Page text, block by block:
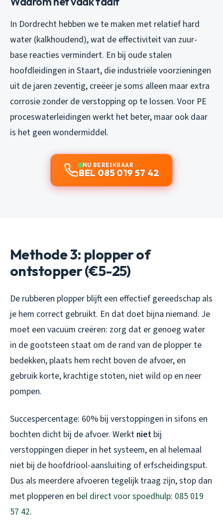
In Dordrecht hebben we te maken met relatief hard
water (kalkhoudend), wat de effectiviteit van zuur-
base reacties vermindert. En bij oude stalen
hoofdleidingen in Staart, die industriële voorzieningen
uit de jaren zeventig, creëer je soms alleen maar extra
corrosie zonder de verstopping op te lossen. Voor PE
proceswaterleidingen werkt het beter, maar ook daar
is het geen wondermiddel.
NU BEREIKBAAR
BEL 085 019 57 42
Methode 3: plopper of
ontstopper (€5-25)
De rubberen plopper blijft een effectief gereedschap als
je hem correct gebruikt. En dat doet bijna niemand. Je
moet een vacuüm creëren: zorg dat er genoeg water
in de gootsteen staat om de rand van de plopper te
bedekken, plaats hem recht boven de afvoer, en
gebruik korte, krachtige stoten, niet wild op en neer
pompen.
Succespercentage: 60% bij verstoppingen in sifons en
bochten dicht bij de afvoer. Werkt niet bij
verstoppingen dieper in het systeem, en al helemaal
niet bij de hoofdriool-aansluiting of erfscheidingsput.
Dus als meerdere afvoeren tegelijk traag zijn, stop dan
met plopperen en bel direct voor spoedhulp: 085 019
57 42.